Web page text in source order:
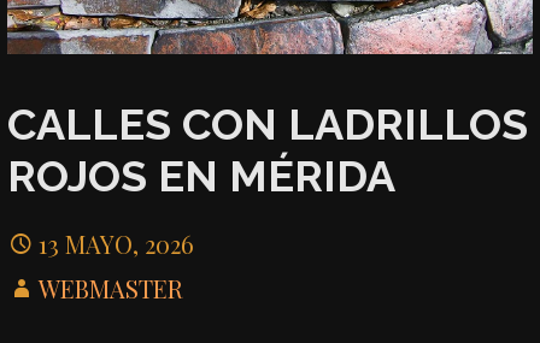
CALLES CON LADRILLOS
ROJOS EN MÉRIDA
13 MAYO, 2026
WEBMASTER